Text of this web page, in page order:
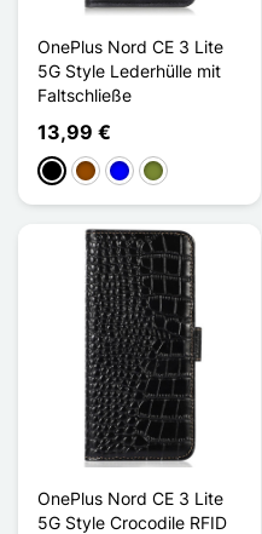
OnePlus Nord CE 3 Lite
5G Style Lederhülle mit
Faltschließe
13,99 €
Schwarz
BraunBlauKhaki
OnePlus Nord CE 3 Lite
5G Style Crocodile RFID